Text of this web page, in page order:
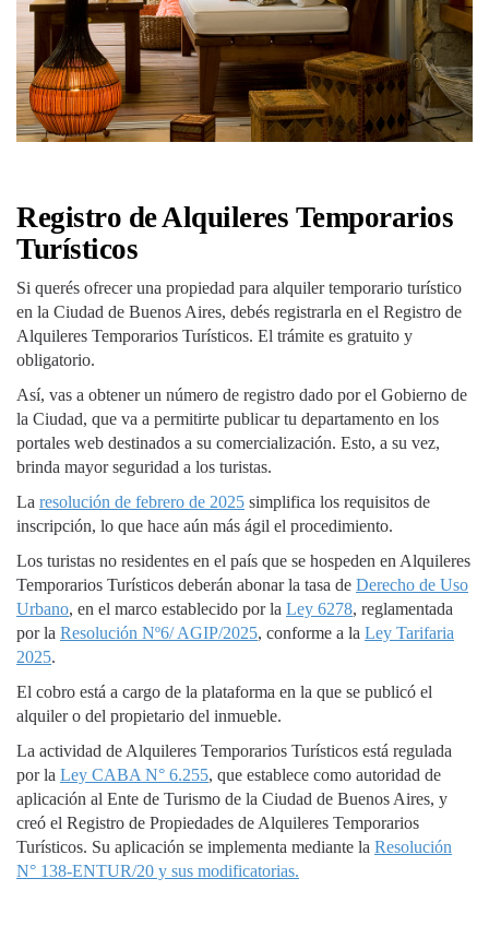
Registro de Alquileres Temporarios
Turísticos
Si querés ofrecer una propiedad para alquiler temporario turístico
en la Ciudad de Buenos Aires, debés registrarla en el Registro de
Alquileres Temporarios Turísticos. El trámite es gratuito y
obligatorio.
Así, vas a obtener un número de registro dado por el Gobierno de
la Ciudad, que va a permitirte publicar tu departamento en los
portales web destinados a su comercialización. Esto, a su vez,
brinda mayor seguridad a los turistas.
La resolución de febrero de 2025 simplifica los requisitos de
inscripción, lo que hace aún más ágil el procedimiento.
Los turistas no residentes en el país que se hospeden en Alquileres
Temporarios Turísticos deberán abonar la tasa de Derecho de Uso
Urbano, en el marco establecido por la Ley 6278, reglamentada
por la Resolución Nº6/ AGIP/2025, conforme a la Ley Tarifaria
2025.
El cobro está a cargo de la plataforma en la que se publicó el
alquiler o del propietario del inmueble.
La actividad de Alquileres Temporarios Turísticos está regulada
por la Ley CABA N° 6.255, que establece como autoridad de
aplicación al Ente de Turismo de la Ciudad de Buenos Aires, y
creó el Registro de Propiedades de Alquileres Temporarios
Turísticos. Su aplicación se implementa mediante la Resolución
N° 138-ENTUR/20 y sus modificatorias.